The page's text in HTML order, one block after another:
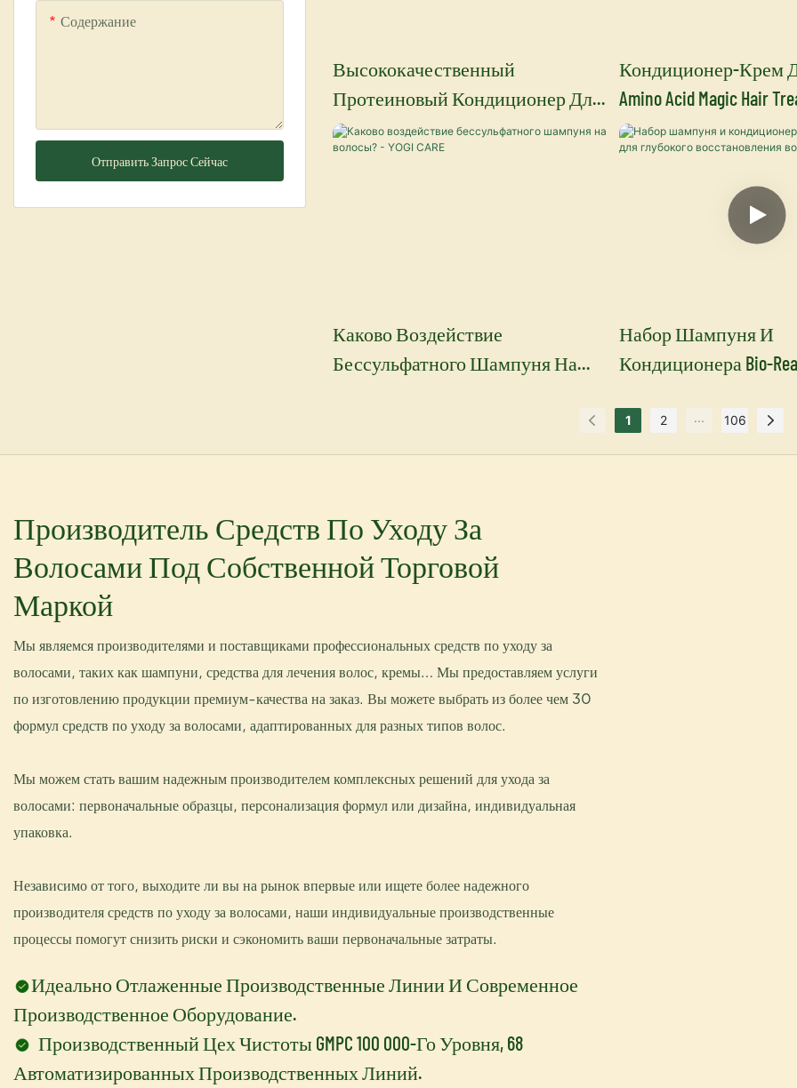
Высококачественный
Протеиновый Кондиционер Для
Волос HAS Quick Repair С
Коллагеном Для Салонного
Кондиционер-Крем
Amino Acid Magic Hair
YOGICARE
Марка).
Каково Воздействие
Бессульфатного Шампуня На
Набор Шампуня И
Кондиционера Bio-
Волос
1 2 ... 106
Содержание
Отправить Запрос Сейчас
Производитель Средств По Уходу За
Волосами Под Собственной Торговой
Маркой
Мы являемся производителями и поставщиками профессиональных средств по уходу за
волосами, таких как шампуни, средства для лечения волос, кремы… Мы предоставляем услуги
по изготовлению продукции премиум-качества на заказ. Вы можете выбрать из более чем 30
формул средств по уходу за волосами, адаптированных для разных типов волос.
Мы можем стать вашим надежным производителем комплексных решений для ухода за
волосами: первоначальные образцы, персонализация формул или дизайна, индивидуальная
упаковка.
Независимо от того, выходите ли вы на рынок впервые или ищете более надежного
производителя средств по уходу за волосами, наши индивидуальные производственные
процессы помогут снизить риски и сэкономить ваши первоначальные затраты.
Идеально Отлаженные Производственные Линии И Современное
Производственное Оборудование.
Производственный Цех Чистоты GMPC 100 000-Го Уровня, 68
Автоматизированных Производственных Линий.